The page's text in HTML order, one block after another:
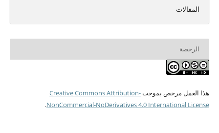
المقالات
الرخصة
هذا العمل مرخص بموجبCreative Commons Attribution-
NonCommercial-NoDerivatives 4.0 International License
.